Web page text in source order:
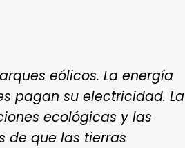
eólicos. La energía
pagan su electricidad. La
ecológicas y las
de que las tierras